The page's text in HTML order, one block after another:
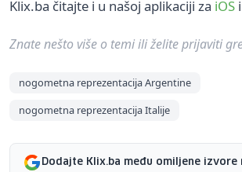
Klix.ba čitajte i u našoj aplikaciji za iOS
Znate nešto više o temi ili želite prijaviti
nogometna reprezentacija Argentine
nogometna reprezentacija Italije
Dodajte Klix.ba među omiljene izvore